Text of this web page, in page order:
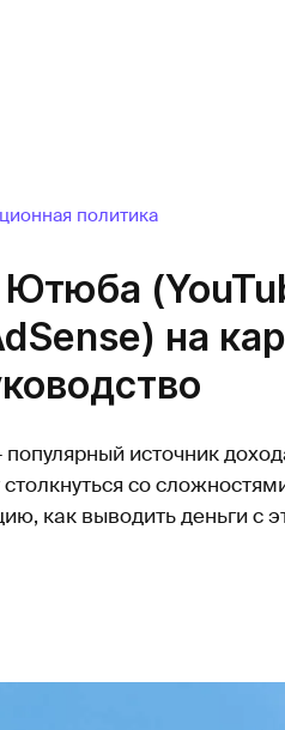
политика
Ютюба
на
источник
со
как выводить деньги с